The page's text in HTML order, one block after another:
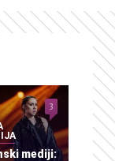
mediji:
3